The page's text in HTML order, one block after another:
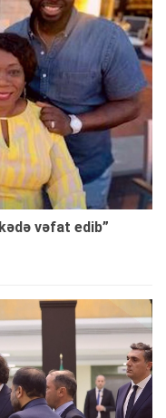
vəfat edib”